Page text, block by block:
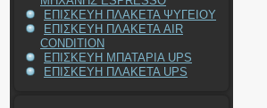
ΕΠΙΣΚΕΥΗ ΠΛΑΚΕΤΑ ΨΥΓΕΙΟΥ
ΕΠΙΣΚΕΥΗ ΠΛΑΚΕΤΑ AIR
CONDITION
ΕΠΙΣΚΕΥΗ ΜΠΑΤΑΡΙΑ UPS
ΕΠΙΣΚΕΥΗ ΠΛΑΚΕΤΑ UPS